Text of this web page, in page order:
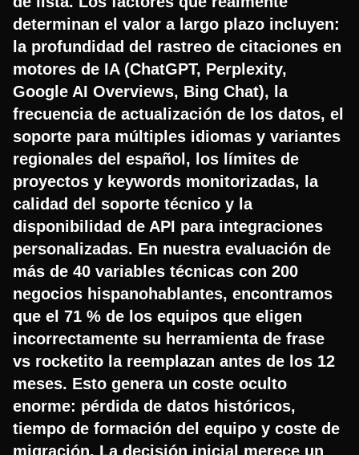
determinan el valor a largo plazo incluyen:
la profundidad del rastreo de citaciones en
motores de IA (ChatGPT, Perplexity,
Google AI Overviews, Bing Chat), la
frecuencia de actualización de los datos, el
soporte para múltiples idiomas y variantes
regionales del español, los límites de
proyectos y keywords monitorizadas, la
calidad del soporte técnico y la
disponibilidad de API para integraciones
personalizadas. En nuestra evaluación de
más de 40 variables técnicas con 200
negocios hispanohablantes, encontramos
que el 71 % de los equipos que eligen
incorrectamente su herramienta de frase
vs rocketito la reemplazan antes de los 12
meses. Esto genera un coste oculto
enorme: pérdida de datos históricos,
tiempo de formación del equipo y coste de
migración. La decisión inicial merece un